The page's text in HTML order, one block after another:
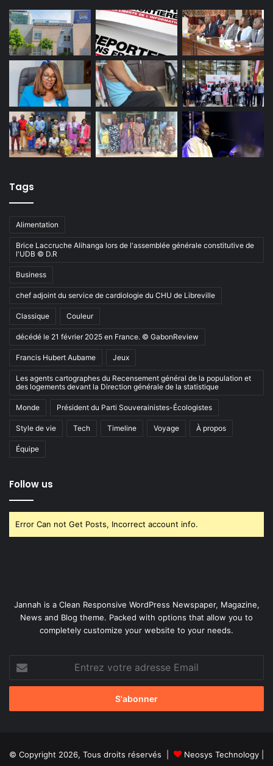
Tags
Alimentation
Brice Laccruche Alihanga lors de l'assemblée générale constitutive de
l'UDB © D.R
Business
chef adjoint du service de cardiologie du CHU de Libreville
Classique Couleur
décédé le 21 février 2025 en France. © GabonReview
Francis Hubert Aubame Jeux
Les agents cartographes du Recensement général de la population et
des logements devant la Direction générale de la statistique
Monde Président du Parti Souverainistes-Écologistes
Style de vie Tech Timeline Voyage À propos
Équipe
Follow us
Error Can not Get Posts, Incorrect account info.
Jannah is a Clean Responsive WordPress Newspaper, Magazine,
News and Blog theme. Packed with options that allow you to
completely customize your website to your needs.
Entrez
votre
adresse
© Copyright 2026, Tous droits réservés | Neosys Technology